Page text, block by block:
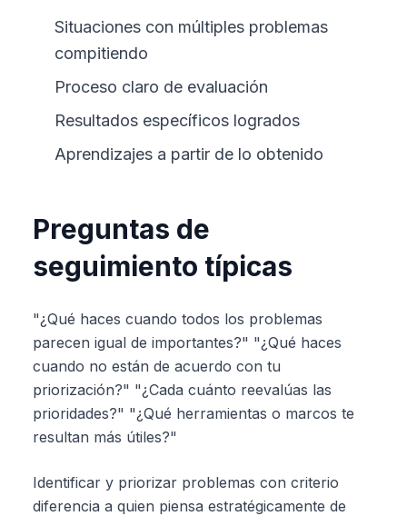
Situaciones con múltiples problemas
compitiendo
Proceso claro de evaluación
Resultados específicos logrados
Aprendizajes a partir de lo obtenido
Preguntas de
seguimiento típicas
"¿Qué haces cuando todos los problemas
parecen igual de importantes?" "¿Qué haces
cuando no están de acuerdo con tu
priorización?" "¿Cada cuánto reevalúas las
prioridades?" "¿Qué herramientas o marcos te
resultan más útiles?"
Identificar y priorizar problemas con criterio
diferencia a quien piensa estratégicamente de